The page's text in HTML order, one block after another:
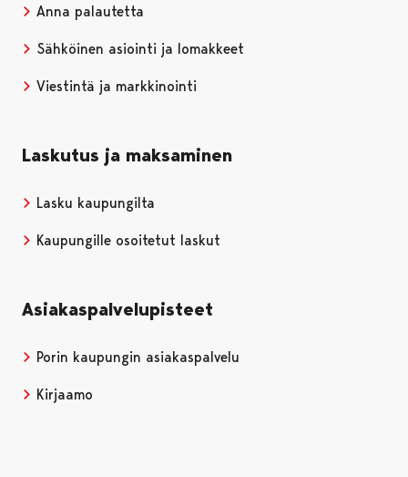
Anna palautetta
Sähköinen asiointi ja lomakkeet
Viestintä ja markkinointi
Laskutus ja maksaminen
Lasku kaupungilta
Kaupungille osoitetut laskut
Asiakaspalvelupisteet
Porin kaupungin asiakaspalvelu
Kirjaamo